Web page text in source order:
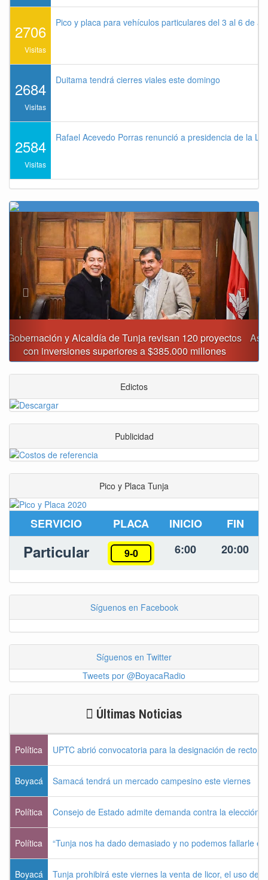
2706
Visitas
Pico y placa para vehículos particulares del 3 al 6 de
2684
Visitas
Duitama tendrá cierres viales este domingo
2584
Visitas
Rafael Acevedo Porras renunció a presidencia de la
Asumió funciones nuevo secretario de Medio Ambiente de
Tunja
Previous Next
Edictos
Publicidad
Pico y Placa Tunja
SERVICIO PLACA INICIO FIN
Particular 9-0 6:00 20:00
Síguenos en Facebook
Síguenos en Twitter
Tweets por @BoyacaRadio
Últimas Noticias
Política UPTC abrió convocatoria para la designación de rector
Boyacá Samacá tendrá un mercado campesino este viernes
Política Consejo de Estado admite demanda contra la elección
Política “Tunja nos ha dado demasiado y no podemos fallarle
Boyacá Tunja prohibirá este viernes la venta de licor, el uso de